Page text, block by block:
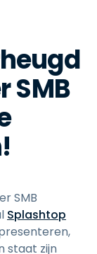
SMB
SMB
Splashtop
staat zijn